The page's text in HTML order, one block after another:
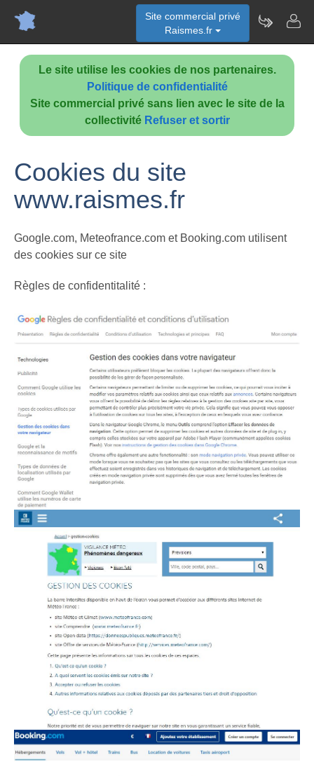
Le site utilise les cookies de nos partenaires.
Politique de confidentialité
Site commercial privé sans lien avec le site de la
collectivité Refuser et sortir
Site commercial privé
Raismes.fr
Cookies du site
www.raismes.fr
Google.com, Meteofrance.com et Booking.com utilisent
des cookies sur ce site
Règles de confidentitalité :